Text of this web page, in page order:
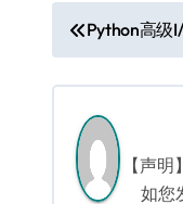
文
章
导
航
Python高级
【声
如您